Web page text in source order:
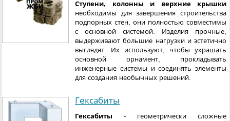
Ступени, колонны и верхние крышки
необходимы для завершения строительства
подпорных стен, они полностью совместимы
с основной системой. Изделия прочные,
выдерживают большие нагрузки и эстетично
выглядят. Их используют, чтобы украшать
основной орнамент, прокладывать
инженерные системы и соединять элементы
для создания необычных решений.
Гексабиты
Гексабиты - геометрически сложные